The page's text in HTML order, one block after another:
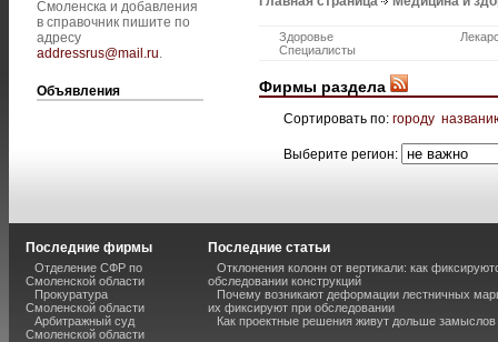
Смоленска и добавления
в справочник пишите по
адресу
addressrus@mail.ru.
Объявления
Здоровье
Специалисты
Фирмы раздела
Сортировать по: городу
Выберите регион:
Последние фирмы
Отделение СФР по
Смоленской области
Прокуратура
Смоленской области
Арбитражный суд
Смоленской области
Последние статьи
Отклонения колонн от вертикали: как
обследовании конструкций
Почему возникают деформации лестничных
их фиксируют при обследовании
Как проектные решения живут дольше замыслов